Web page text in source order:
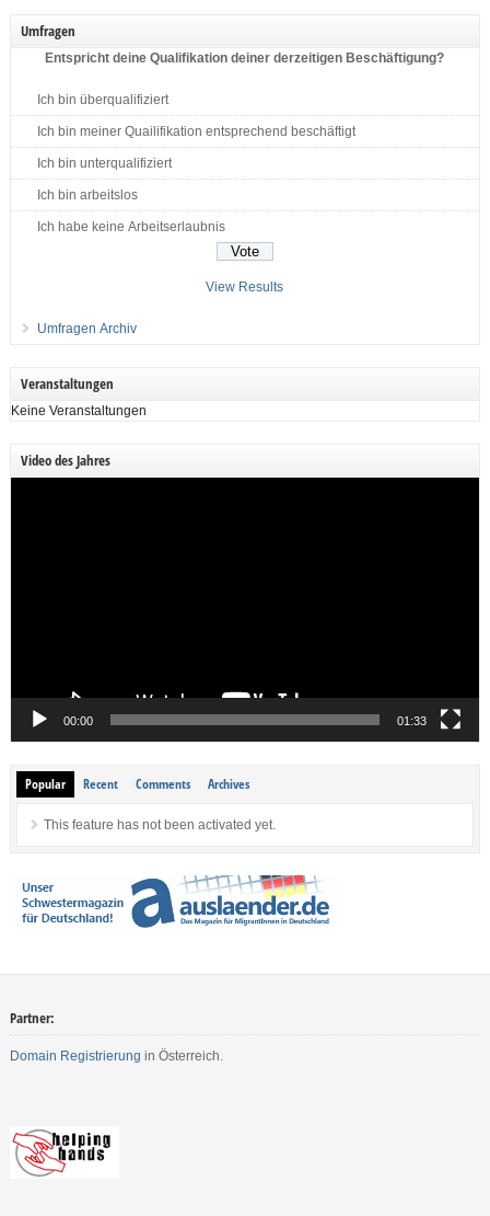
Umfragen
Entspricht deine Qualifikation deiner derzeitigen Beschäftigung?
Ich bin überqualifiziert
Ich bin meiner Quailifikation entsprechend beschäftigt
Ich bin unterqualifiziert
Ich bin arbeitslos
Ich habe keine Arbeitserlaubnis
View Results
Umfragen Archiv
Veranstaltungen
Keine Veranstaltungen
Video des Jahres
00:00 01:33
Popular Recent Comments Archives
This feature has not been activated yet.
Partner:
Domain Registrierung in Österreich.